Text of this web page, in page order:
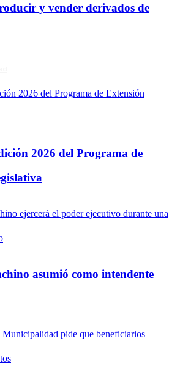
y vender derivados de
2026 del Programa de
asumió como intendente